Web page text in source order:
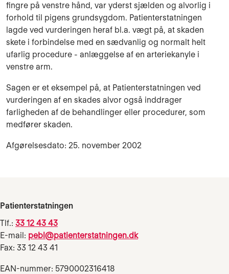
fingre på venstre hånd, var yderst sjælden og alvorlig i
forhold til pigens grundsygdom. Patienterstatningen
lagde ved vurderingen heraf bl.a. vægt på, at skaden
skete i forbindelse med en sædvanlig og normalt helt
ufarlig procedure - anlæggelse af en arteriekanyle i
venstre arm.
Sagen er et eksempel på, at Patienterstatningen ved
vurderingen af en skades alvor også inddrager
farligheden af de behandlinger eller procedurer, som
medfører skaden.
Afgørelsesdato: 25. november 2002
Patienterstatningen
Tlf.: 33 12 43 43
E-mail: pebl@patienterstatningen.dk
Fax: 33 12 43 41
EAN-nummer: 5790002316418